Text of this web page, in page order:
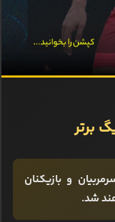
برتر
و بازیکنان
شد.